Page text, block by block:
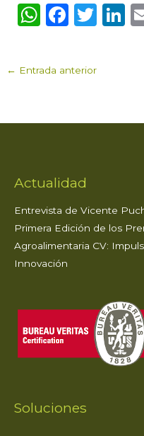
W
a
ts
p
F
c
e
o
k
T
n
← Entrada anterior
Actualidad
Entrevista de Vicente
Primera Edición de los
Agroalimentaria CV:
Innovación
Soluciones